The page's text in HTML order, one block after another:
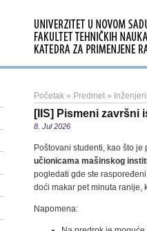
Početak » Predmet »
[IIS] Pismeni završni
8. Jul 2026
Poštovani studenti, kao što
učionicama mašinskog
pogledati gde ste
doći makar pet minuta ranije,
Napomena: